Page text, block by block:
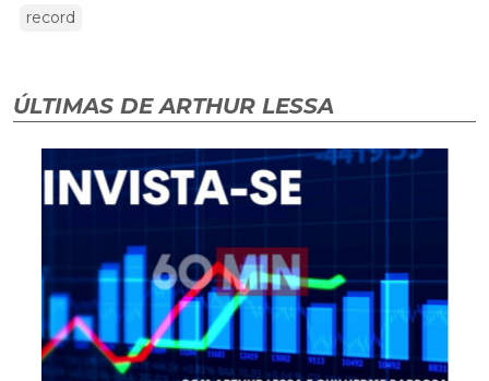
record
ÚLTIMAS DE ARTHUR LESSA